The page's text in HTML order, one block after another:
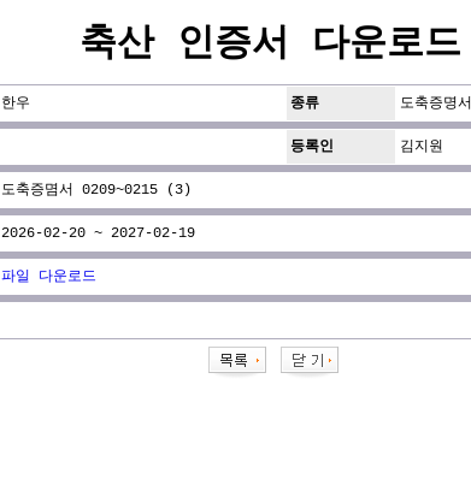
축산 인증서 다운로드
한우 종류 도축증명서
등록인 김지원
도축증몀서 0209~0215 (3)
2026-02-20 ~ 2027-02-19
파일 다운로드